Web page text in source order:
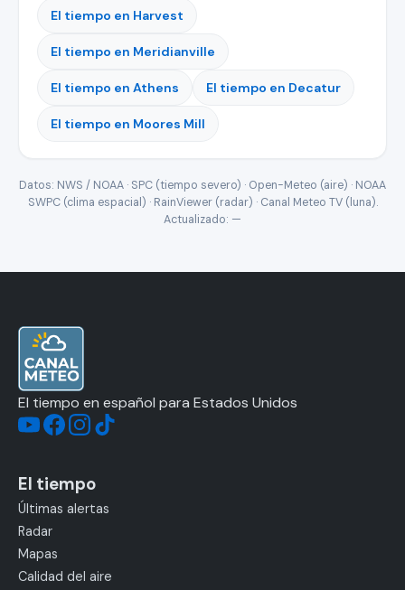
El tiempo en Harvest
El tiempo en Meridianville
El tiempo en Athens El tiempo en Decatur
El tiempo en Moores Mill
Datos: NWS / NOAA · SPC (tiempo severo) · Open-Meteo (aire) · NOAA
SWPC (clima espacial) · RainViewer (radar) · Canal Meteo TV (luna).
Actualizado: —
El tiempo en español para Estados Unidos
El tiempo
Últimas alertas
Radar
Mapas
Calidad del aire